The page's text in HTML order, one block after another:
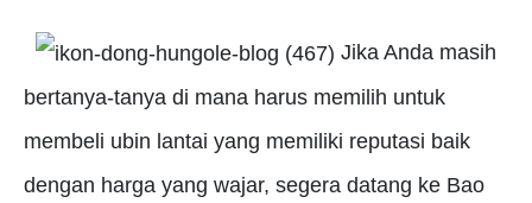
Jika Anda masih
bertanya-tanya di mana harus memilih untuk
membeli ubin lantai yang memiliki reputasi baik
dengan harga yang wajar, segera datang ke Bao